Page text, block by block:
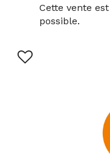
Cette vente
possible.